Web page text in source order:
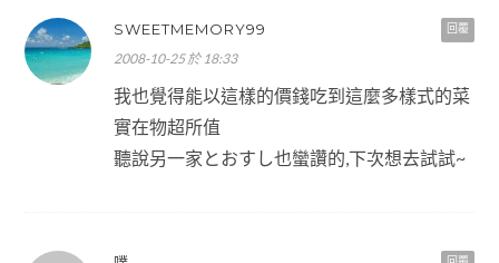
回覆
SWEETMEMORY99
2008-10-25 於 18:33
我也覺得能以這樣的價錢吃到這麼多樣式的菜
實在物超所值
聽說另一家とおすし也蠻讚的,下次想去試試~